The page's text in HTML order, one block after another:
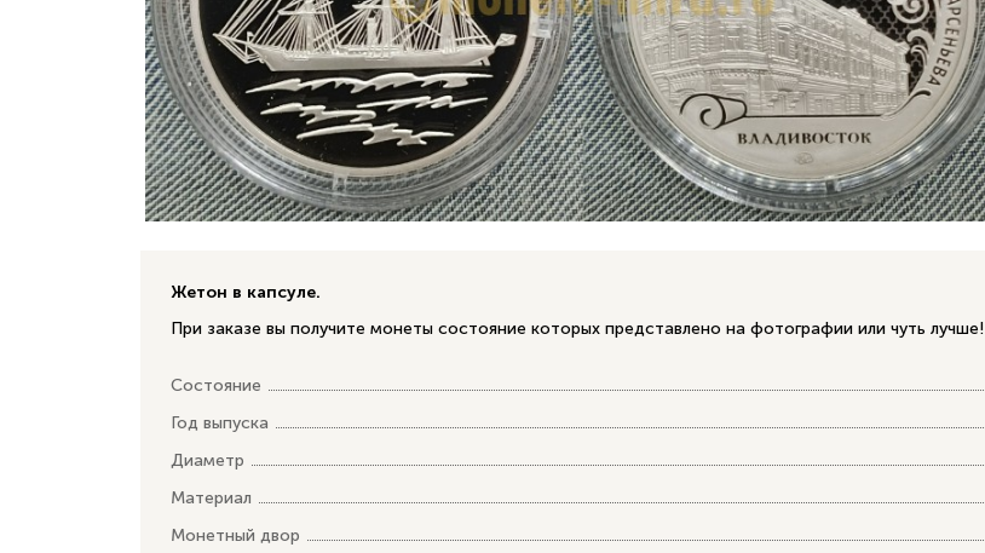
Жетон в капсуле.
При заказе вы получите монеты состояние которых представлено на фотографии или чуть лучше!
Состояние
Год выпуска
Диаметр
Материал
Монетный двор